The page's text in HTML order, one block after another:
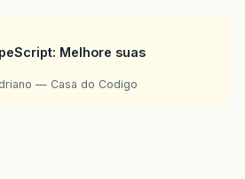
Melhore suas
— Casa do Codigo